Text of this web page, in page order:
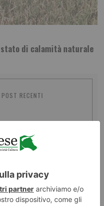
di calamità naturale
POST RECENTI